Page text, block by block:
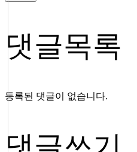
댓글목록
등록된 댓글이 없습니다.